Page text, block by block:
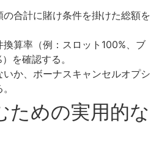
の合計に賭け条件を掛けた総額を
換算率（例：スロット100%、ブ
を確認する。
いか、ボーナスキャンセルオプシ
ための実用的な